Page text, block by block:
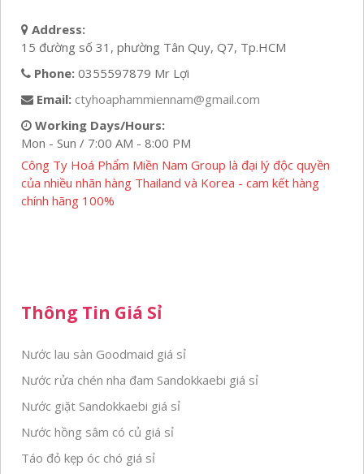
Address:
15 đường số 31, phường Tân Quy, Q7, Tp.HCM
Phone: 0355597879 Mr Lợi
Email: ctyhoaphammiennam@gmail.com
Working Days/Hours:
Mon - Sun / 7:00 AM - 8:00 PM
Công Ty Hoá Phẩm Miền Nam Group là đại lý độc quyền
của nhiều nhãn hàng Thailand và Korea - cam kết hàng
chính hãng 100%
Thông Tin Giá Sỉ
Nước lau sàn Goodmaid giá sỉ
Nước rửa chén nha đam Sandokkaebi giá sỉ
Nước giặt Sandokkaebi giá sỉ
Nước hồng sâm có củ giá sỉ
Táo đỏ kẹp óc chó giá sỉ